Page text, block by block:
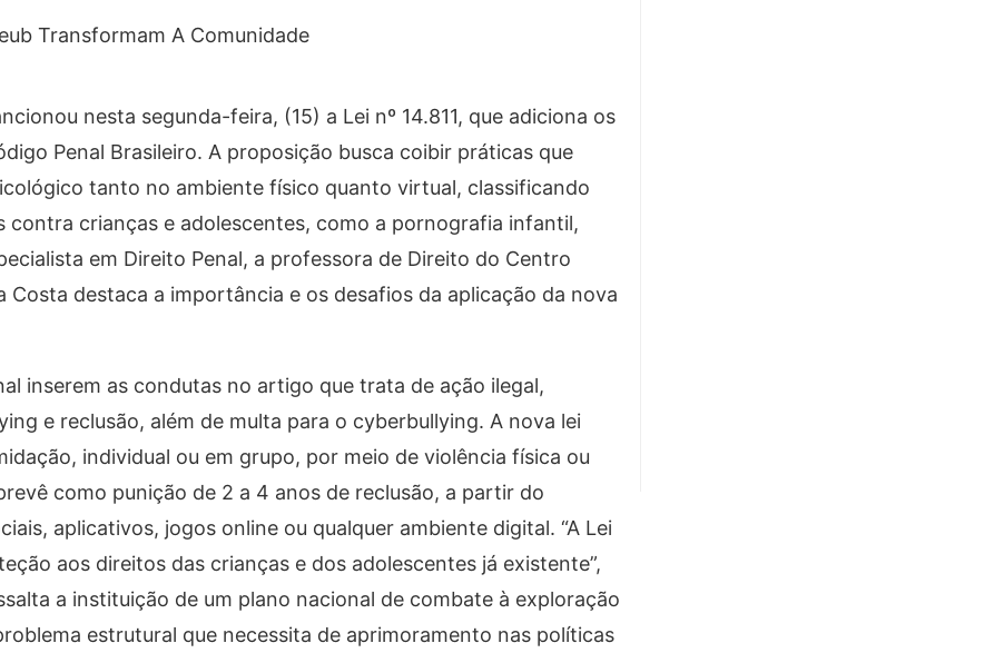
nesta segunda-feira, (15) a Lei nº 14.811, que adiciona os
Penal Brasileiro. A proposição busca coibir práticas que
tanto no ambiente físico quanto virtual, classificando
crianças e adolescentes, como a pornografia infantil,
em Direito Penal, a professora de Direito do Centro
Costa destaca a importância e os desafios da aplicação da nova
inserem as condutas no artigo que trata de ação ilegal,
e reclusão, além de multa para o cyberbullying. A nova lei
individual ou em grupo, por meio de violência física ou
como punição de 2 a 4 anos de reclusão, a partir do
aplicativos, jogos online ou qualquer ambiente digital. “A Lei
aos direitos das crianças e dos adolescentes já existente”,
a instituição de um plano nacional de combate à exploração
estrutural que necessita de aprimoramento nas políticas